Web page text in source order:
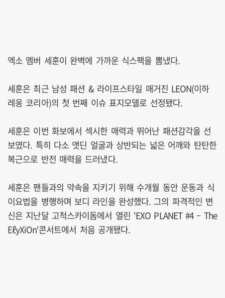
엑소 멤버 세훈이 완벽에 가까운 식스팩을 뽐냈다.
세훈은 최근 남성 패션 & 라이프스타일 매거진 LEON(이하
레옹 코리아)의 첫 번째 이슈 표지모델로 선정됐다.
세훈은 이번 화보에서 섹시한 매력과 뛰어난 패션감각을 선
보였다. 특히 다소 앳딘 얼굴과 상반되는 넓은 어깨와 탄탄한
복근으로 반전 매력을 드러냈다.
세훈은 팬들과의 약속을 지키기 위해 수개월 동안 운동과 식
이요법을 병행하며 보디 라인을 완성했다. 그의 파격적인 변
신은 지난달 고척스카이돔에서 열린 'EXO PLANET #4 – The
EℓyXiOn'콘서트에서 처음 공개됐다.